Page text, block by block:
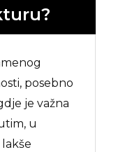
posebno
je važna
u